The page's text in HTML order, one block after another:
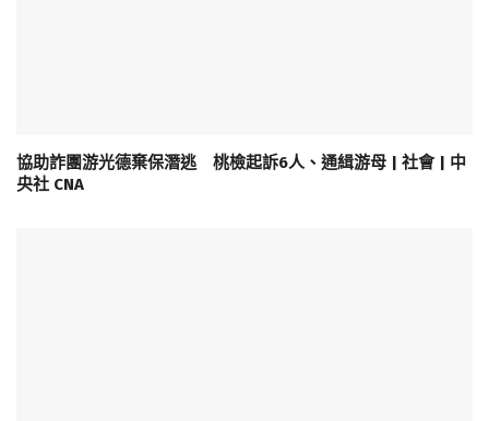
協助詐團游光德棄保潛逃 桃檢起訴6人、通緝游母 | 社會 | 中
央社 CNA